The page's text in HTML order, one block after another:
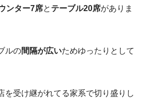
ンター7席と テーブル20席がありま
ルの間隔が広いためゆったりとして
を受け継がれてる家系で切り盛りし